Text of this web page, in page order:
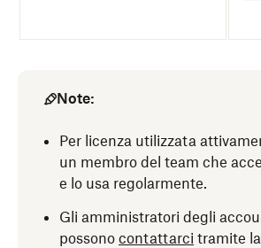
Note:
Per licenza utilizzata
un membro del team che
e lo usa regolarmente.
Gli amministratori degli
possono contattarci tramite